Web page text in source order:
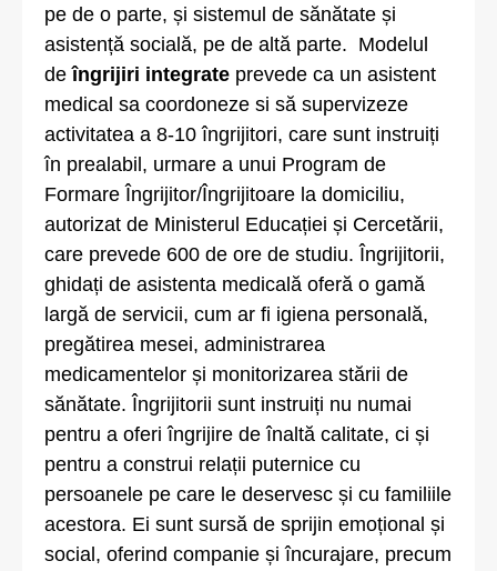
pe de o parte, și sistemul de sănătate și
asistență socială, pe de altă parte. Modelul
deîngrijiri integrate prevede ca un asistent
medical sa coordoneze si să supervizeze
activitatea a 8-10 îngrijitori, care sunt instruiți
în prealabil, urmare a unui Program de
Formare Îngrijitor/Îngrijitoare la domiciliu,
autorizat de Ministerul Educației și Cercetării,
care prevede 600 de ore de studiu. Îngrijitorii,
ghidați de asistenta medicală oferă o gamă
largă de servicii, cum ar fi igiena personală,
pregătirea mesei, administrarea
medicamentelor și monitorizarea stării de
sănătate. Îngrijitorii sunt instruiți nu numai
pentru a oferi îngrijire de înaltă calitate, ci și
pentru a construi relații puternice cu
persoanele pe care le deservesc și cu familiile
acestora. Ei sunt sursă de sprijin emoțional și
social, oferind companie și încurajare, precum